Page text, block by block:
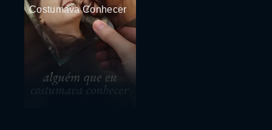
Costumava Conhecer